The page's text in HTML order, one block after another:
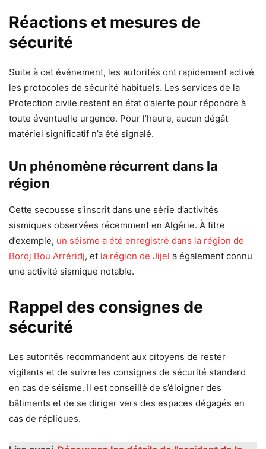
Réactions et mesures de
sécurité
Suite à cet événement, les autorités ont rapidement activé
les protocoles de sécurité habituels. Les services de la
Protection civile restent en état d’alerte pour répondre à
toute éventuelle urgence. Pour l’heure, aucun dégât
matériel significatif n’a été signalé.
Un phénomène récurrent dans la
région
Cette secousse s’inscrit dans une série d’activités
sismiques observées récemment en Algérie. À titre
d’exemple, un séisme a été enregistré dans la région de
Bordj Bou Arréridj, et la région de Jijel a également connu
une activité sismique notable.
Rappel des consignes de
sécurité
Les autorités recommandent aux citoyens de rester
vigilants et de suivre les consignes de sécurité standard
en cas de séisme. Il est conseillé de s’éloigner des
bâtiments et de se diriger vers des espaces dégagés en
cas de répliques.